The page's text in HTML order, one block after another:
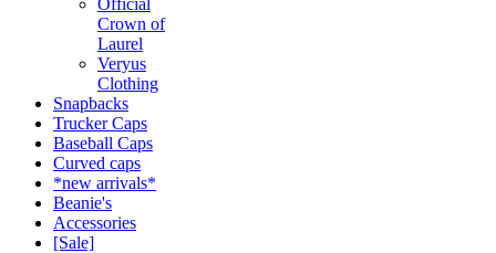
Official
Crown of
Laurel
Veryus
Clothing
Snapbacks
Trucker Caps
Baseball Caps
Curved caps
*new arrivals*
Beanie's
Accessories
[Sale]